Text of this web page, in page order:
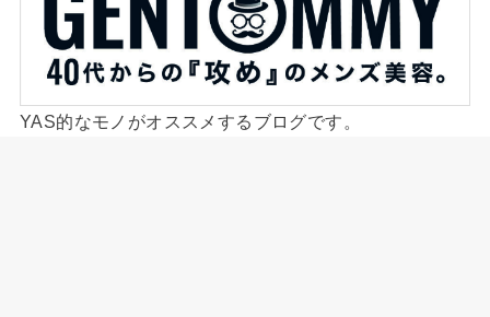
YAS的なモノがオススメするブログです。